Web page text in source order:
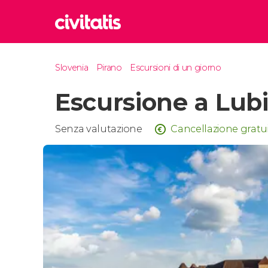
Regno
Marocco
Turchia
Slovenia Pirano Escursioni di un giorno
Escursione a
Senza valutazione Cancellazione